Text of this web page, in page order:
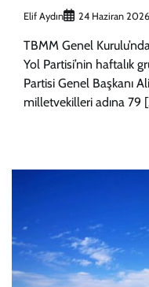
Elif Aydın 24 Haziran 2026
TBMM Genel
Yol Partisi’nin haftalık
Partisi Genel Başkanı
milletvekilleri adına 79